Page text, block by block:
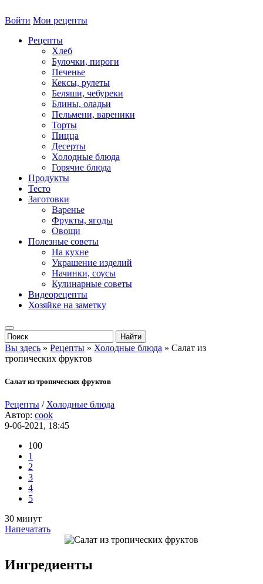
Войти Мои рецепты
Рецепты
Хлеб
Булочки, пироги
Печенье
Кексы, рулеты
Беляши, чебуреки
Блины, оладьи
Пельмени, вареники
Торты
Пицца
Десерты
Холодные блюда
Горячие блюда
Продукты
Тесто
Заготовки
Варенье
Фрукты, ягоды
Овощи
Полезные советы
На кухне
Украшение изделий
Начинки, соусы
Кулинарные советы
Видеорецепты
Хозяйке на заметку
Вы здесь » Рецепты » Холодные блюда » Салат из
тропических фруктов
Салат из тропических фруктов
Рецепты / Холодные блюда
Автор: cook
9-06-2021, 18:45
100
1
2
3
4
5
30 минут
Напечатать
Ингредиенты